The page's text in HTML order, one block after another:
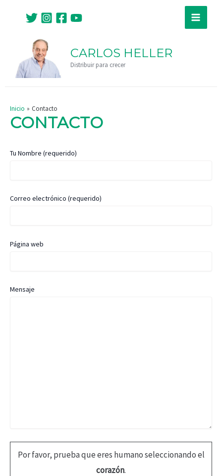
contenido
Main
CARLOS HELLER
Distribuir para crecer
Inicio Contacto
CONTACTO
Tu Nombre (requerido)
Correo electrónico (requerido)
Página web
Mensaje
Por favor, prueba que eres humano seleccionando el
corazón.